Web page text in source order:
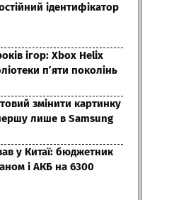
ідентифікатор
ігор: Xbox Helix
п’яти поколінь
змінити картинку
лише в Samsung
у Китаї: бюджетник
і АКБ на 6300